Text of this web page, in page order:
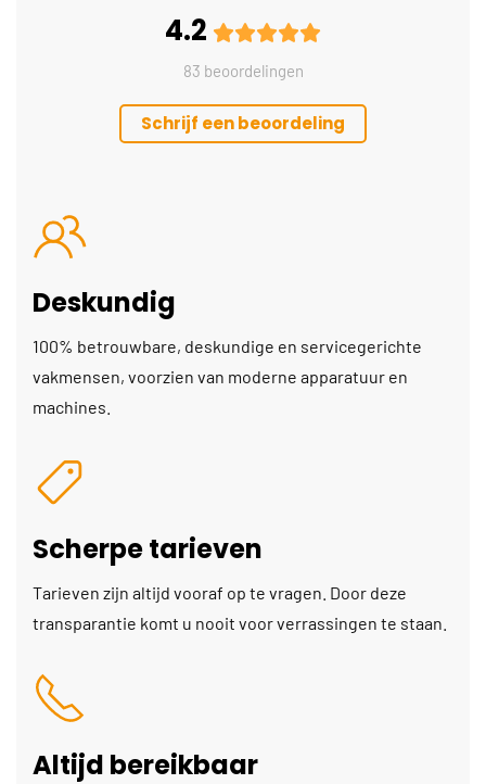
4.2
83 beoordelingen
Schrijf een beoordeling
Deskundig
100% betrouwbare, deskundige en servicegerichte
vakmensen, voorzien van moderne apparatuur en
machines.
Scherpe tarieven
Tarieven zijn altijd vooraf op te vragen. Door deze
transparantie komt u nooit voor verrassingen te staan.
Altijd bereikbaar